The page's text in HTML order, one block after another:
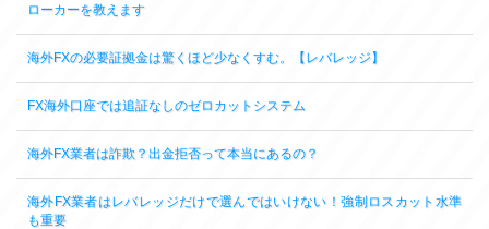
ローカーを教えます
海外FXの必要証拠金は驚くほど少なくすむ。【レバレッジ】
FX海外口座では追証なしのゼロカットシステム
海外FX業者は詐欺？出金拒否って本当にあるの？
海外FX業者はレバレッジだけで選んではいけない！強制ロスカット水準
も重要